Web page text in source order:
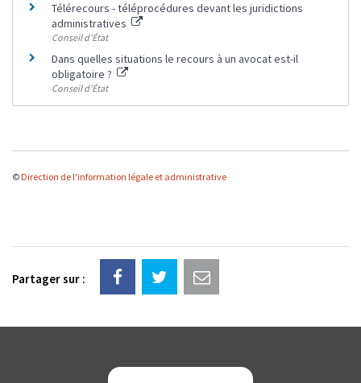
Télérecours - téléprocédures devant les juridictions
administratives
Conseil d'État
Dans quelles situations le recours à un avocat est-il
obligatoire ?
Conseil d'État
© Direction de l'information légale et administrative
Partager sur :